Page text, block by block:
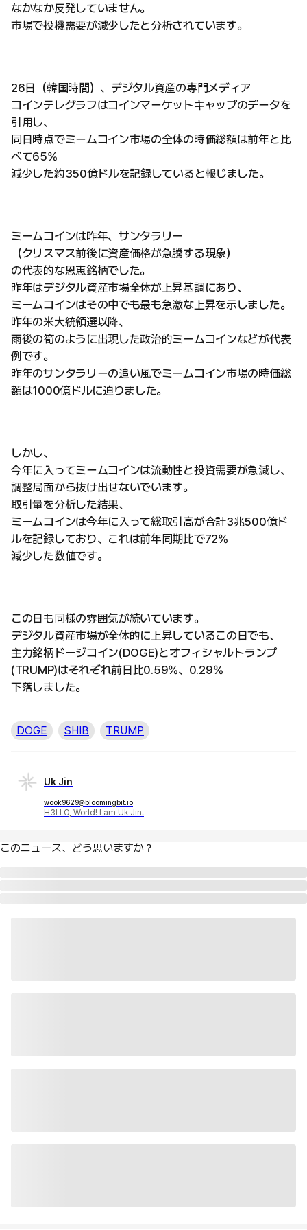
なかなか反発していません。
市場で投機需要が減少したと分析されています。
26日（韓国時間）、デジタル資産の専門メディア
コインテレグラフはコインマーケットキャップのデータを
引用し、
同日時点でミームコイン市場の全体の時価総額は前年と比
べて65%
減少した約350億ドルを記録していると報じました。
ミームコインは昨年、サンタラリー
（クリスマス前後に資産価格が急騰する現象）
の代表的な恩恵銘柄でした。
昨年はデジタル資産市場全体が上昇基調にあり、
ミームコインはその中でも最も急激な上昇を示しました。
昨年の米大統領選以降、
雨後の筍のように出現した政治的ミームコインなどが代表
例です。
昨年のサンタラリーの追い風でミームコイン市場の時価総
額は1000億ドルに迫りました。
しかし、
今年に入ってミームコインは流動性と投資需要が急減し、
調整局面から抜け出せないでいます。
取引量を分析した結果、
ミームコインは今年に入って総取引高が合計3兆500億ド
ルを記録しており、これは前年同期比で72%
減少した数値です。
この日も同様の雰囲気が続いています。
デジタル資産市場が全体的に上昇しているこの日でも、
主力銘柄ドージコイン(DOGE)とオフィシャルトランプ
(TRUMP)はそれぞれ前日比0.59%、0.29%
下落しました。
DOGE SHIB TRUMP
Uk Jin
wook9629@bloomingbit.io
H3LLO, World! I am Uk Jin.
このニュース、どう思いますか？